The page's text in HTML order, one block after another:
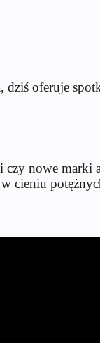
dziś oferuje
nowe marki
cieniu